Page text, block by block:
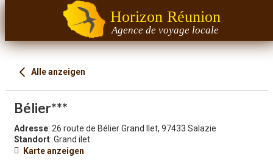
Horizon Réunion
Agence de voyage locale
Alle anzeigen
Bélier***
Adresse: 26 route de Bélier Grand Ilet, 97433 Salazie
Standort: Grand ilet
Karte anzeigen